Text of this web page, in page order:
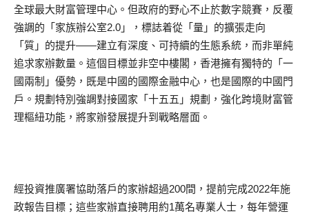
全球最大財富管理中心。但政府的野心不止於數字競賽，反覆
強調的「家族辦公室2.0」，標誌着從「量」的擴張走向
「質」的提升——建立有深度、可持續的生態系統，而非單純
追求家辦數量。這個目標並非空中樓閣，香港擁有獨特的「一
國兩制」優勢，既是中國的國際金融中心，也是國際的中國門
戶。規劃特別強調對接國家「十五五」規劃，強化跨境財富管
理樞紐功能，將家辦發展提升到戰略層面。
經投資推廣署協助落戶的家辦超過200間，提前完成2022年施
政報告目標；這些家辦直接聘用約1萬名專業人士，每年營運